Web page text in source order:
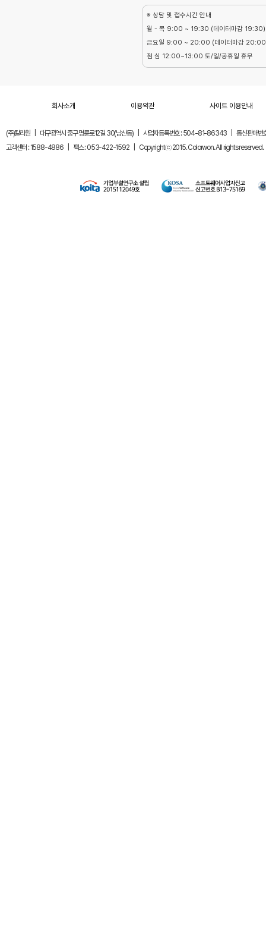
※ 상담 및 접수시간 안내
월 - 목 9:00 ~ 19:30 (데이터마감 19:30)
금요일 9:00 ~ 20:00 (데이터마감
점 심 12:00~13:00 토/일/공휴일 휴무
회사소개 이용약관 사이트 이용안내
(주)칼라원| 대구광역시 중구 명륜로12길 30(남산동)| 사업자등록번호 : 504-81-86343
통신판매
고객센터 : 1588-4886| 팩스 : 053-422-1592| Copyrightⓒ 2015. Colorwon. All rights reserved.